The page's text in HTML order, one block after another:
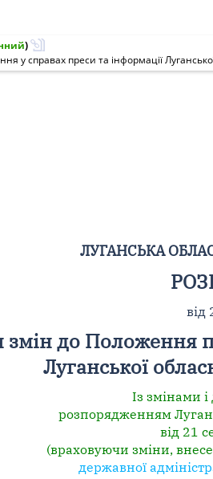
)
ЛУГАНСЬКА
від
до Положення
Луганської
Із змінами
розпорядженням
від 21
(враховуючи зміни,
державної